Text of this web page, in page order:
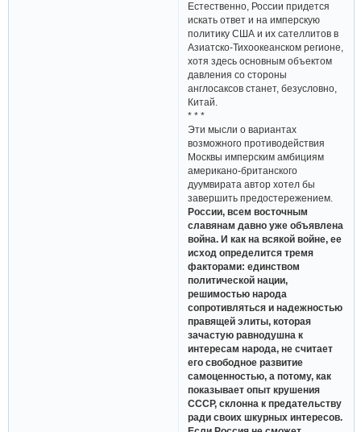
Естественно, России придется
искать ответ и на имперскую
политику США и их сателлитов в
Азиатско-Тихоокеанском регионе,
хотя здесь основным объектом
давления со стороны
англосаксов станет, безусловно,
Китай.
* * *
Эти мысли о вариантах
возможного противодействия
Москвы имперским амбициям
американо-британского
дуумвирата автор хотел бы
завершить предостережением.
России, всем восточным
славянам давно уже объявлена
война. И как на всякой войне, ее
исход определится тремя
факторами: единством
политической нации,
решимостью народа
сопротивляться и надежностью
правящей элиты, которая
зачастую равнодушна к
интересам народа, не считает
его свободное развитие
самоценностью, а потому, как
показывает опыт крушения
СССР, склонна к предательству
ради своих шкурных интересов.